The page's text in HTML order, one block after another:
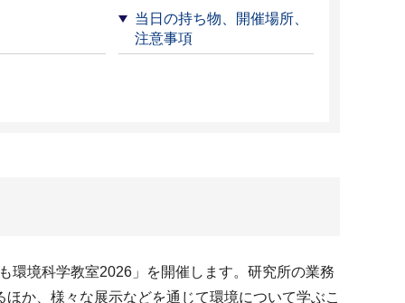
当日の持ち物、開催場所、
注意事項
環境科学教室2026」を開催します。研究所の業務
か、様々な展示などを通じて環境について学ぶこ